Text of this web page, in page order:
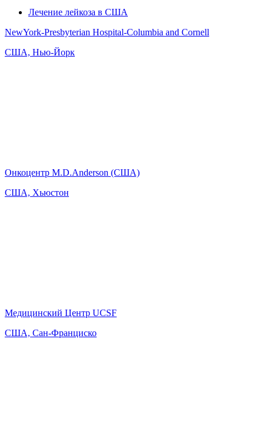
Лечение лейкоза в США
NewYork-Presbyterian Hospital-Columbia and Cornell
США, Нью-Йорк
Онкоцентр M.D.Anderson (США)
США, Хьюстон
Медицинский Центр UCSF
США, Сан-Франциско